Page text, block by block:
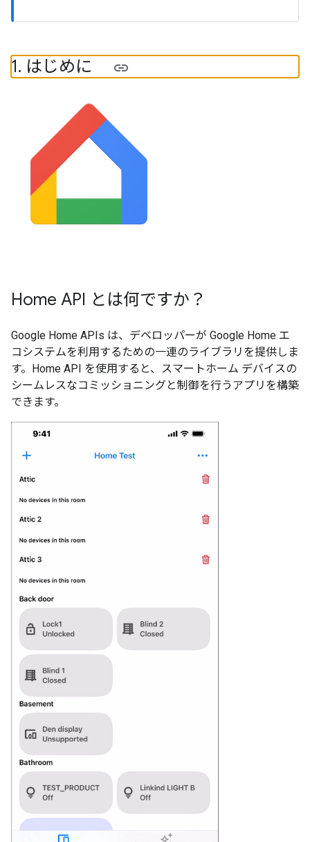
1. はじめに
Home API とは何ですか？
Google Home APIs は、デベロッパーが Google Home エ
コシステムを利用するための一連のライブラリを提供しま
す。Home API を使用すると、スマートホーム デバイスの
シームレスなコミッショニングと制御を行うアプリを構築
できます。